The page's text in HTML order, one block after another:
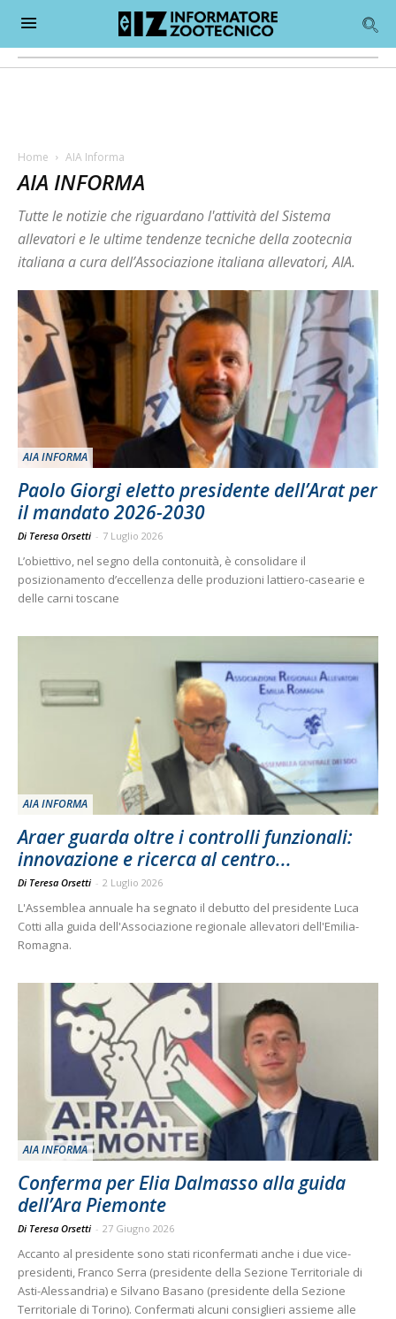
Home AIA Informa
AIA INFORMA
Tutte le notizie che riguardano l'attività del Sistema
allevatori e le ultime tendenze tecniche della zootecnia
italiana a cura dell’Associazione italiana allevatori, AIA.
AIA INFORMA
Paolo Giorgi eletto presidente dell’Arat per
il mandato 2026-2030
Di Teresa Orsetti - 7 Luglio 2026
L’obiettivo, nel segno della contonuità, è consolidare il
posizionamento d’eccellenza delle produzioni lattiero-casearie e
delle carni toscane
AIA INFORMA
Araer guarda oltre i controlli funzionali:
innovazione e ricerca al centro...
Di Teresa Orsetti - 2 Luglio 2026
L'Assemblea annuale ha segnato il debutto del presidente Luca
Cotti alla guida dell'Associazione regionale allevatori dell'Emilia-
Romagna.
AIA INFORMA
Conferma per Elia Dalmasso alla guida
dell’Ara Piemonte
Di Teresa Orsetti - 27 Giugno 2026
Accanto al presidente sono stati riconfermati anche i due vice-
presidenti, Franco Serra (presidente della Sezione Territoriale di
Asti-Alessandria) e Silvano Basano (presidente della Sezione
Territoriale di Torino). Confermati alcuni consiglieri assieme alle